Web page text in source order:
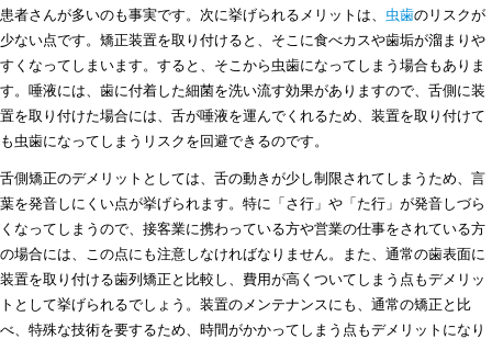
患者さんが多いのも事実です。次に挙げられるメリットは、 虫歯のリスクが
少ない点です。矯正装置を取り付けると、そこに食べカスや歯垢が溜まりや
すくなってしまいます。すると、そこから虫歯になってしまう場合もありま
す。唾液には、歯に付着した細菌を洗い流す効果がありますので、舌側に装
置を取り付けた場合には、舌が唾液を運んでくれるため、装置を取り付けて
も虫歯になってしまうリスクを回避できるのです。
舌側矯正のデメリットとしては、舌の動きが少し制限されてしまうため、言
葉を発音しにくい点が挙げられます。特に「さ行」や「た行」が発音しづら
くなってしまうので、接客業に携わっている方や営業の仕事をされている方
の場合には、この点にも注意しなければなりません。また、通常の歯表面に
装置を取り付ける歯列矯正と比較し、費用が高くついてしまう点もデメリッ
トとして挙げられるでしょう。装置のメンテナンスにも、通常の矯正と比
べ、特殊な技術を要するため、時間がかかってしまう点もデメリットになり